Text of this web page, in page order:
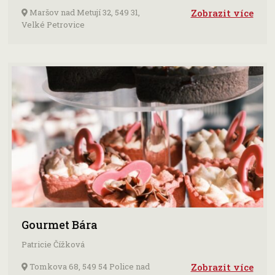
Maršov nad Metují 32, 549 31,
Velké Petrovice
Zobrazit více
Gourmet Bára
Patricie Čížková
Tomkova 68, 549 54 Police nad
Zobrazit více